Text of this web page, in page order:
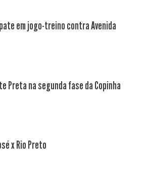
em jogo-treino contra Avenida
Preta na segunda fase da Copinha
x Rio Preto